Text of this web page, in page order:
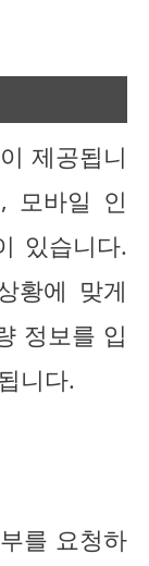
제공됩니
모바일 인
있습니다.
황에 맞게
정보를 입
니다.
를 요청하